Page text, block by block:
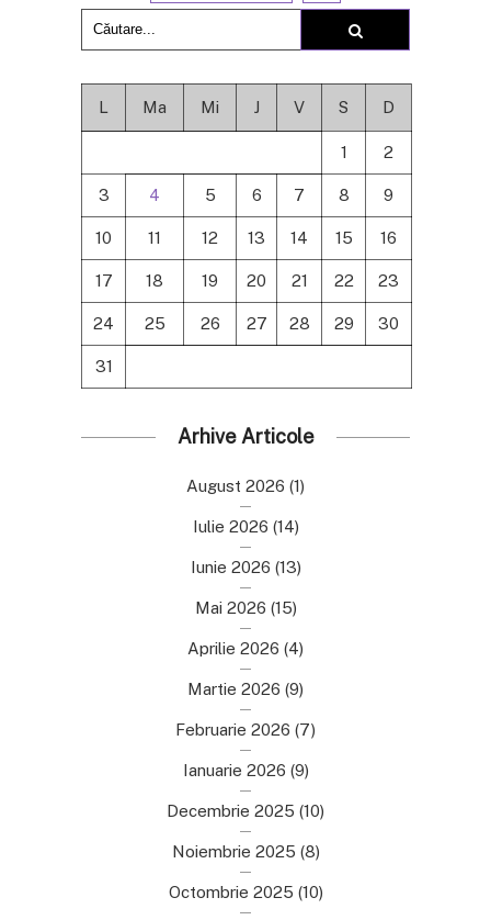
L Ma Mi J V S D
1 2
3 4 5 6 7 8 9
10 11 12 13 14 15 16
17 18 19 20 21 22 23
24 25 26 27 28 29 30
31
Arhive Articole
August 2026 (1)
Iulie 2026 (14)
Iunie 2026 (13)
Mai 2026 (15)
Aprilie 2026 (4)
Martie 2026 (9)
Februarie 2026 (7)
Ianuarie 2026 (9)
Decembrie 2025 (10)
Noiembrie 2025 (8)
Octombrie 2025 (10)